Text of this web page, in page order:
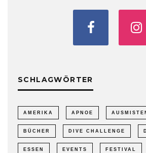
SCHLAGWÖRTER
AMERIKA APNOE
BÜCHER DIVE CHALLENGE
ESSEN EVENTS FESTIVAL